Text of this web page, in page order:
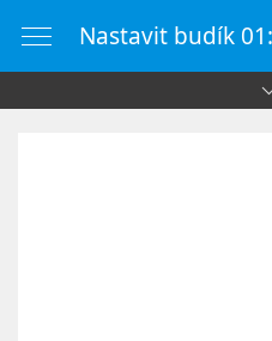
Nastavit budík